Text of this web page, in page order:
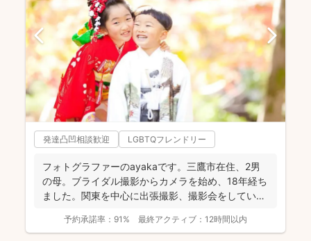
発達凸凹相談歓迎 LGBTQフレンドリー
フォトグラファーのayakaです。三鷹市在住、2男
の母。ブライダル撮影からカメラを始め、18年経ち
ました。関東を中心に出張撮影、撮影会をしていま
予約承諾率： 91% 最終アクティブ： 12時間以内